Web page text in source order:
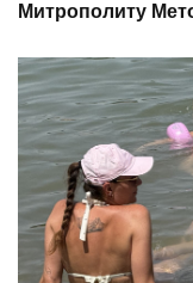
Митрополиту